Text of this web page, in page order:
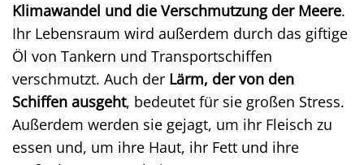
Klimawandel und die Verschmutzung der Meere.
Ihr Lebensraum wird außerdem durch das giftige
Öl von Tankern und Transportschiffen
verschmutzt. Auch der Lärm, der von den
Schiffen ausgeht, bedeutet für sie großen Stress.
Außerdem werden sie gejagt, um ihr Fleisch zu
essen und, um ihre Haut, ihr Fett und ihre